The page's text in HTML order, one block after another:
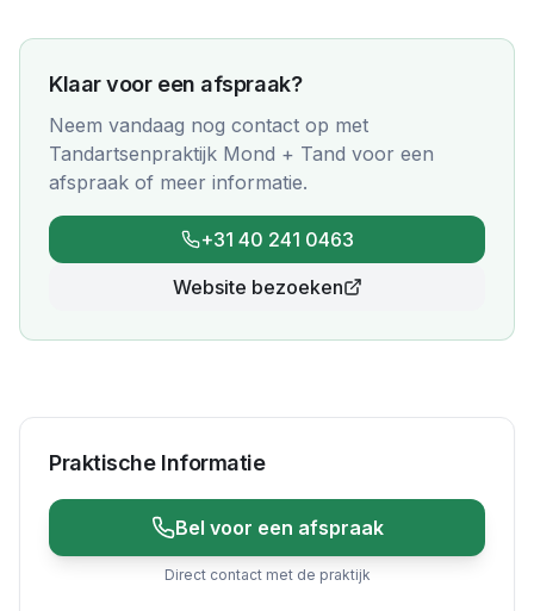
Klaar voor een afspraak?
Neem vandaag nog contact op met
Tandartsenpraktijk Mond + Tand voor een
afspraak of meer informatie.
+31 40 241 0463
Website bezoeken
Praktische Informatie
Bel voor een afspraak
Direct contact met de praktijk